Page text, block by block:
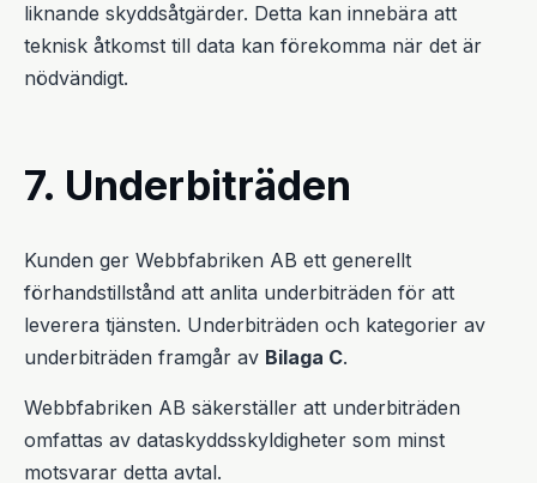
liknande skyddsåtgärder. Detta kan innebära att
teknisk åtkomst till data kan förekomma när det är
nödvändigt.
7. Underbiträden
Kunden ger Webbfabriken AB ett generellt
förhandstillstånd att anlita underbiträden för att
leverera tjänsten. Underbiträden och kategorier av
underbiträden framgår av Bilaga C.
Webbfabriken AB säkerställer att underbiträden
omfattas av dataskyddsskyldigheter som minst
motsvarar detta avtal.